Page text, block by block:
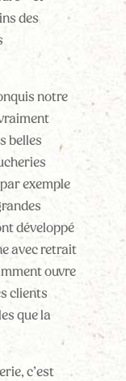
des
notre
belles
exemple
développé
avec retrait
ouvre
clients
que la
c’est